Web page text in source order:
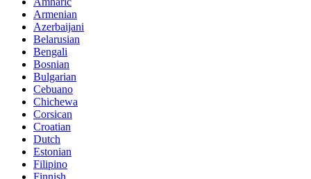
Armenian
Azerbaijani
Belarusian
Bengali
Bosnian
Bulgarian
Cebuano
Chichewa
Corsican
Croatian
Dutch
Estonian
Filipino
Finnish